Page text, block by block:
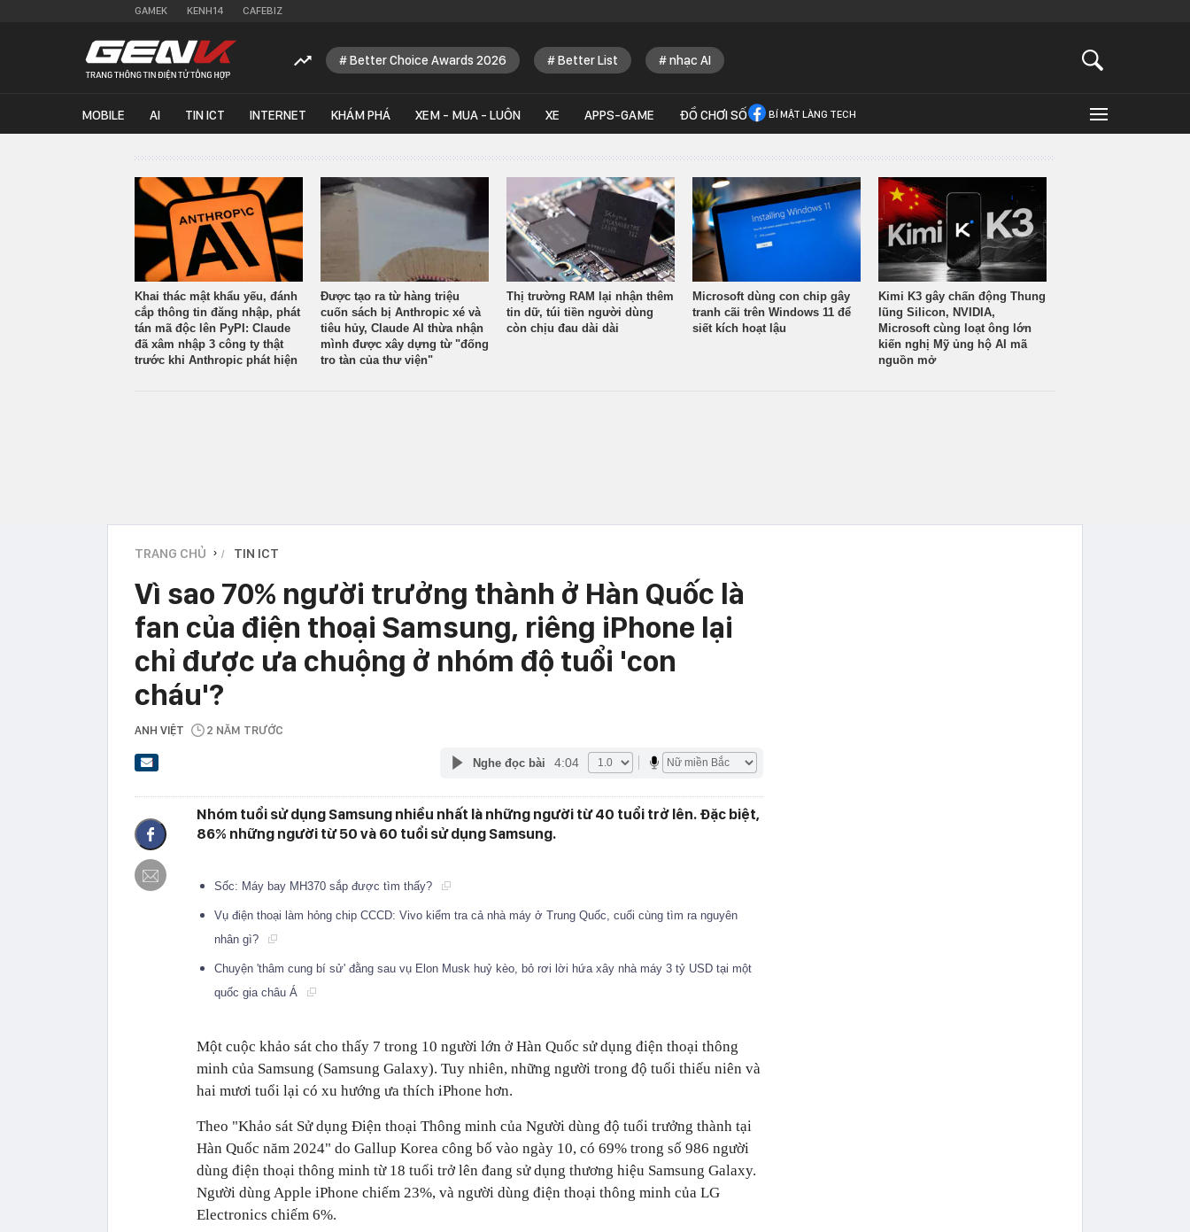
GAMEK KENH14 CAFEBIZ
Better Choice Awards 2026 Better List nhạc AI
MOBILE AI TIN ICT INTERNET KHÁM PHÁ XEM - MUA - LUÔN XE APPS-GAME ĐỒ CHƠI SỐ BÍ MẬT LÀNG TECH
Khai thác mật khẩu yếu, đánh
cắp thông tin đăng nhập, phát
tán mã độc lên PyPI: Claude
đã xâm nhập 3 công ty thật
trước khi Anthropic phát hiện
Được tạo ra từ hàng triệu
cuốn sách bị Anthropic xé và
tiêu hủy, Claude AI thừa nhận
mình được xây dựng từ "đống
tro tàn của thư viện"
Thị trường RAM lại nhận thêm
tin dữ, túi tiền người dùng
còn chịu đau dài dài
Microsoft dùng con chip gây
tranh cãi trên Windows 11 để
siết kích hoạt lậu
Kimi K3 gây chấn động Thung
lũng Silicon, NVIDIA,
Microsoft cùng loạt ông lớn
kiến nghị Mỹ ủng hộ AI mã
nguồn mở
TRANG CHỦ › TIN ICT
Vì sao 70% người trưởng thành ở Hàn Quốc là
fan của điện thoại Samsung, riêng iPhone lại
chỉ được ưa chuộng ở nhóm độ tuổi 'con
cháu'?
ANH VIỆT 2 NĂM TRƯỚC
Nghe đọc bài 4:04
Nhóm tuổi sử dụng Samsung nhiều nhất là những người từ 40 tuổi trở lên. Đặc biệt,
86% những người từ 50 và 60 tuổi sử dụng Samsung.
Sốc: Máy bay MH370 sắp được tìm thấy?
Vụ điện thoại làm hỏng chip CCCD: Vivo kiểm tra cả nhà máy ở Trung Quốc, cuối cùng tìm ra nguyên
nhân gì?
Chuyện 'thâm cung bí sử' đằng sau vụ Elon Musk huỷ kèo, bỏ rơi lời hứa xây nhà máy 3 tỷ USD tại một
quốc gia châu Á
Một cuộc khảo sát cho thấy 7 trong 10 người lớn ở Hàn Quốc sử dụng điện thoại thông
minh của Samsung (Samsung Galaxy). Tuy nhiên, những người trong độ tuổi thiếu niên và
hai mươi tuổi lại có xu hướng ưa thích iPhone hơn.
Theo "Khảo sát Sử dụng Điện thoại Thông minh của Người dùng độ tuổi trưởng thành tại
Hàn Quốc năm 2024" do Gallup Korea công bố vào ngày 10, có 69% trong số 986 người
dùng điện thoại thông minh từ 18 tuổi trở lên đang sử dụng thương hiệu Samsung Galaxy.
Người dùng Apple iPhone chiếm 23%, và người dùng điện thoại thông minh của LG
Electronics chiếm 6%.